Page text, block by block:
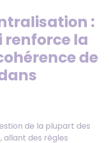
:
renforce la
de
de la plupart des
allant des règles